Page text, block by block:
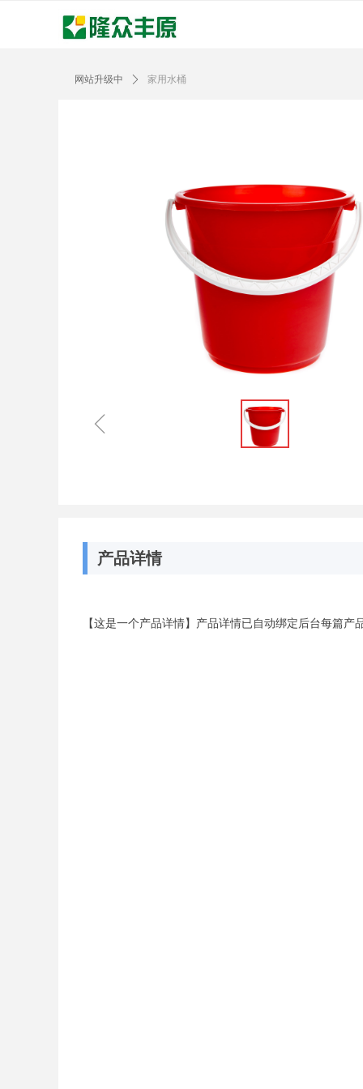
网站升级中 ꄲ 家用水桶
ꁆ
产品详情
【这是一个产品详情】产品详情已自动绑定后台每篇产